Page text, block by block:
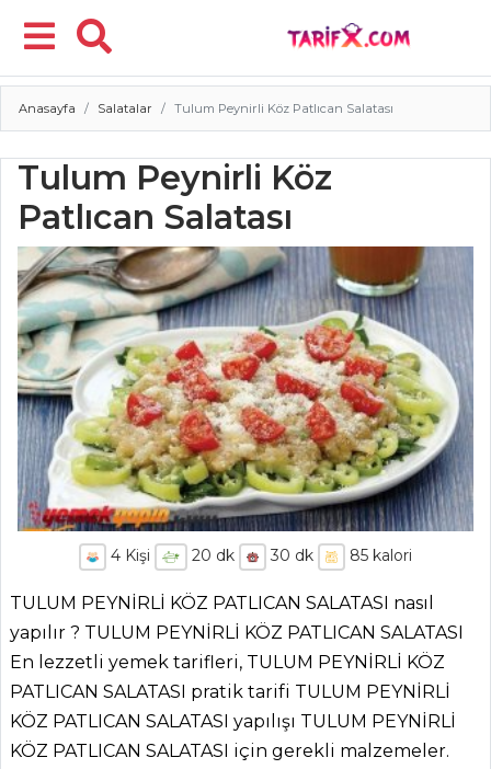
Menü
Anasayfa Salatalar Tulum Peynirli Köz Patlıcan Salatası
Tulum Peynirli Köz
Patlıcan Salatası
4 Kişi 20 dk 30 dk 85kalori
TULUM PEYNİRLİ KÖZ PATLICAN SALATASI nasıl
yapılır ? TULUM PEYNİRLİ KÖZ PATLICAN SALATASI
En lezzetli yemek tarifleri, TULUM PEYNİRLİ KÖZ
PATLICAN SALATASI pratik tarifi TULUM PEYNİRLİ
KÖZ PATLICAN SALATASI yapılışı TULUM PEYNİRLİ
KÖZ PATLICAN SALATASI için gerekli malzemeler.